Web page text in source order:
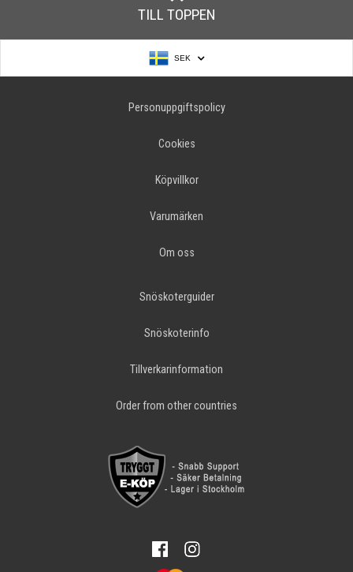
TILL TOPPEN
SEK
Personuppgiftspolicy
Cookies
Köpvillkor
Varumärken
Om oss
Snöskoterguider
Snöskoterinfo
Tillverkarinformation
Order from other countries